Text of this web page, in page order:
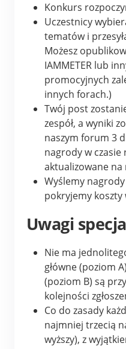
Konkurs
Uczestnicy
tematów i
Możesz
IAMMETER lub
promocyjnych
innych forach.)
Twój post
zespół, a wyniki
naszym forum 3
nagrody w czasie
aktualizowane
Wyślemy
pokryjemy koszty
Uwagi
Nie ma
główne (poziom
(poziom B) są
kolejności
Co do zasady
najmniej trzecią
wyższy), z